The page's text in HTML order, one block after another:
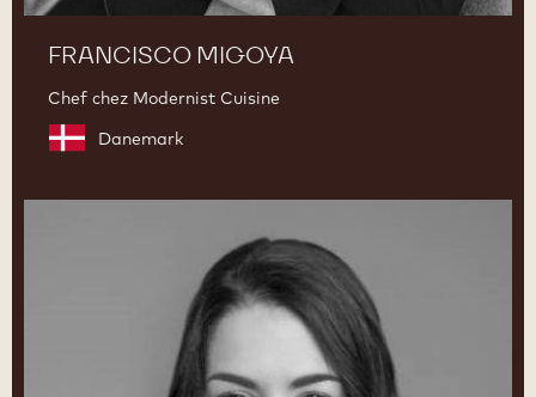
FRANCISCO MIGOYA
Chef chez Modernist Cuisine
Danemark